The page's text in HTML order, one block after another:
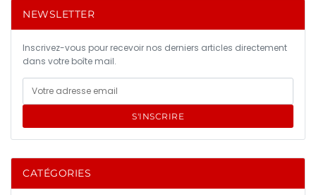
NEWSLETTER
Inscrivez-vous pour recevoir nos derniers articles directement
dans votre boîte mail.
S'INSCRIRE
CATÉGORIES